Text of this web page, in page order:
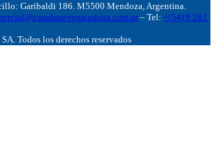
Garibaldi 186. M5500 Mendoza, Argentina.
– Tel: +(54) 9 261
Todos los derechos reservados